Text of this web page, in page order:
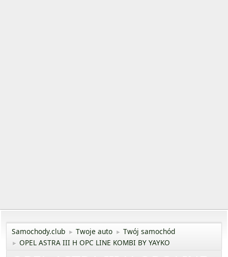
Samochody.club ► Twoje auto ► Twój samochód
► OPEL ASTRA III H OPC LINE KOMBI BY YAYKO